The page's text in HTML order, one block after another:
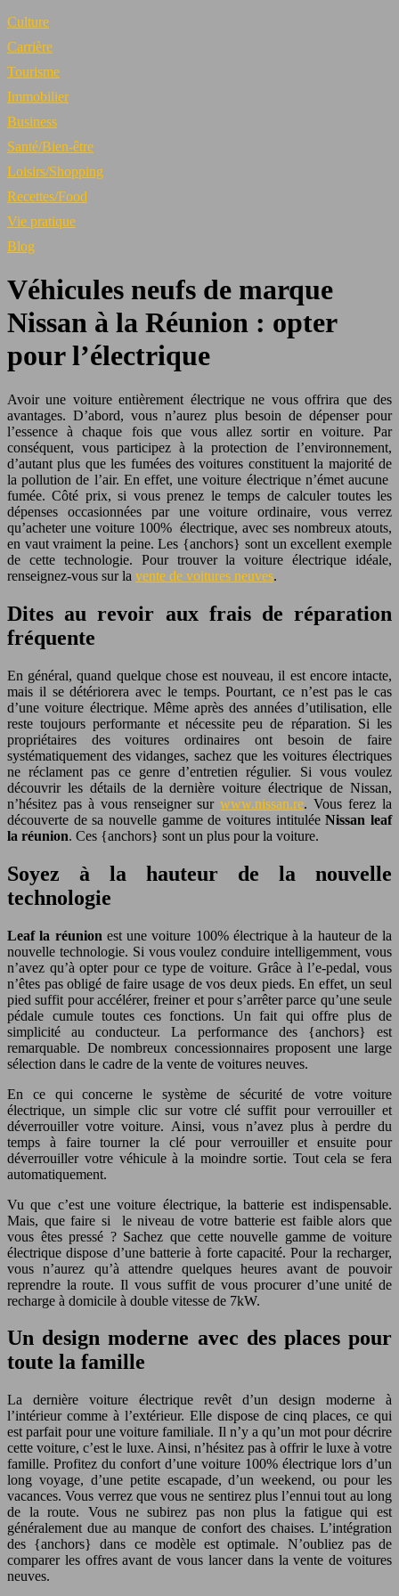
Culture
Carrière
Tourisme
Immobilier
Business
Santé/Bien-être
Loisirs/Shopping
Recettes/Food
Vie pratique
Blog
Véhicules neufs de marque
Nissan à la Réunion : opter
pour l’électrique
Avoir une voiture entièrement électrique ne vous offrira que des
avantages. D’abord, vous n’aurez plus besoin de dépenser pour
l’essence à chaque fois que vous allez sortir en voiture. Par
conséquent, vous participez à la protection de l’environnement,
d’autant plus que les fumées des voitures constituent la majorité de
la pollution de l’air. En effet, une voiture électrique n’émet aucune
fumée. Côté prix, si vous prenez le temps de calculer toutes les
dépenses occasionnées par une voiture ordinaire, vous verrez
qu’acheter une voiture 100% électrique, avec ses nombreux atouts,
en vaut vraiment la peine. Les {anchors} sont un excellent exemple
de cette technologie. Pour trouver la voiture électrique idéale,
renseignez-vous sur la vente de voitures neuves.
Dites au revoir aux frais de réparation
fréquente
En général, quand quelque chose est nouveau, il est encore intacte,
mais il se détériorera avec le temps. Pourtant, ce n’est pas le cas
d’une voiture électrique. Même après des années d’utilisation, elle
reste toujours performante et nécessite peu de réparation. Si les
propriétaires des voitures ordinaires ont besoin de faire
systématiquement des vidanges, sachez que les voitures électriques
ne réclament pas ce genre d’entretien régulier. Si vous voulez
découvrir les détails de la dernière voiture électrique de Nissan,
n’hésitez pas à vous renseigner surwww.nissan.re. Vous ferez la
découverte de sa nouvelle gamme de voitures intituléeNissan leaf
la réunion. Ces {anchors} sont un plus pour la voiture.
Soyez à la hauteur de la nouvelle
technologie
Leaf la réunion est une voiture 100% électrique à la hauteur de la
nouvelle technologie. Si vous voulez conduire intelligemment, vous
n’avez qu’à opter pour ce type de voiture. Grâce à l’e-pedal, vous
n’êtes pas obligé de faire usage de vos deux pieds. En effet, un seul
pied suffit pour accélérer, freiner et pour s’arrêter parce qu’une seule
pédale cumule toutes ces fonctions. Un fait qui offre plus de
simplicité au conducteur. La performance des {anchors} est
remarquable. De nombreux concessionnaires proposent une large
sélection dans le cadre de la vente de voitures neuves.
En ce qui concerne le système de sécurité de votre voiture
électrique, un simple clic sur votre clé suffit pour verrouiller et
déverrouiller votre voiture. Ainsi, vous n’avez plus à perdre du
temps à faire tourner la clé pour verrouiller et ensuite pour
déverrouiller votre véhicule à la moindre sortie. Tout cela se fera
automatiquement.
Vu que c’est une voiture électrique, la batterie est indispensable.
Mais, que faire si le niveau de votre batterie est faible alors que
vous êtes pressé ? Sachez que cette nouvelle gamme de voiture
électrique dispose d’une batterie à forte capacité. Pour la recharger,
vous n’aurez qu’à attendre quelques heures avant de pouvoir
reprendre la route. Il vous suffit de vous procurer d’une unité de
recharge à domicile à double vitesse de 7kW.
Un design moderne avec des places pour
toute la famille
La dernière voiture électrique revêt d’un design moderne à
l’intérieur comme à l’extérieur. Elle dispose de cinq places, ce qui
est parfait pour une voiture familiale. Il n’y a qu’un mot pour décrire
cette voiture, c’est le luxe. Ainsi, n’hésitez pas à offrir le luxe à votre
famille. Profitez du confort d’une voiture 100% électrique lors d’un
long voyage, d’une petite escapade, d’un weekend, ou pour les
vacances. Vous verrez que vous ne sentirez plus l’ennui tout au long
de la route. Vous ne subirez pas non plus la fatigue qui est
généralement due au manque de confort des chaises. L’intégration
des {anchors} dans ce modèle est optimale. N’oubliez pas de
comparer les offres avant de vous lancer dans la vente de voitures
neuves.